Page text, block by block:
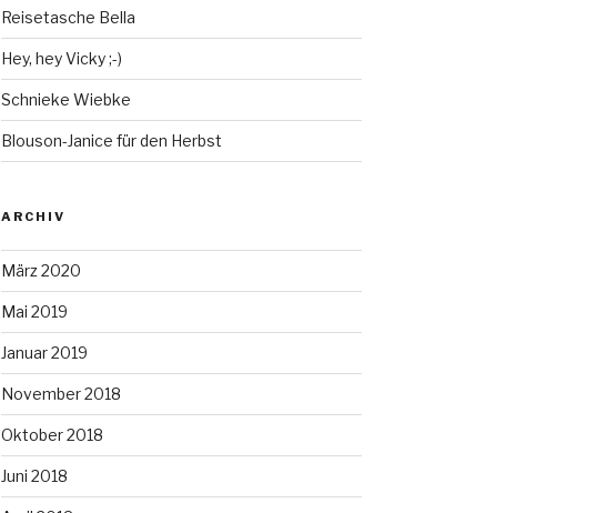
Reisetasche Bella
Hey, hey Vicky ;-)
Schnieke Wiebke
Blouson-Janice für den Herbst
ARCHIV
März 2020
Mai 2019
Januar 2019
November 2018
Oktober 2018
Juni 2018